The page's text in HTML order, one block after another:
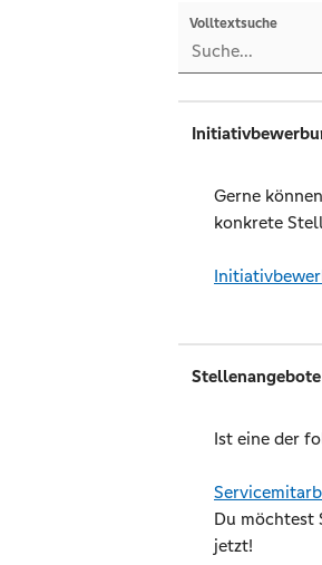
Volltextsuche
Gerne
konkrete
Stellenangebote
Ist eine der
Du möchtest
jetzt!